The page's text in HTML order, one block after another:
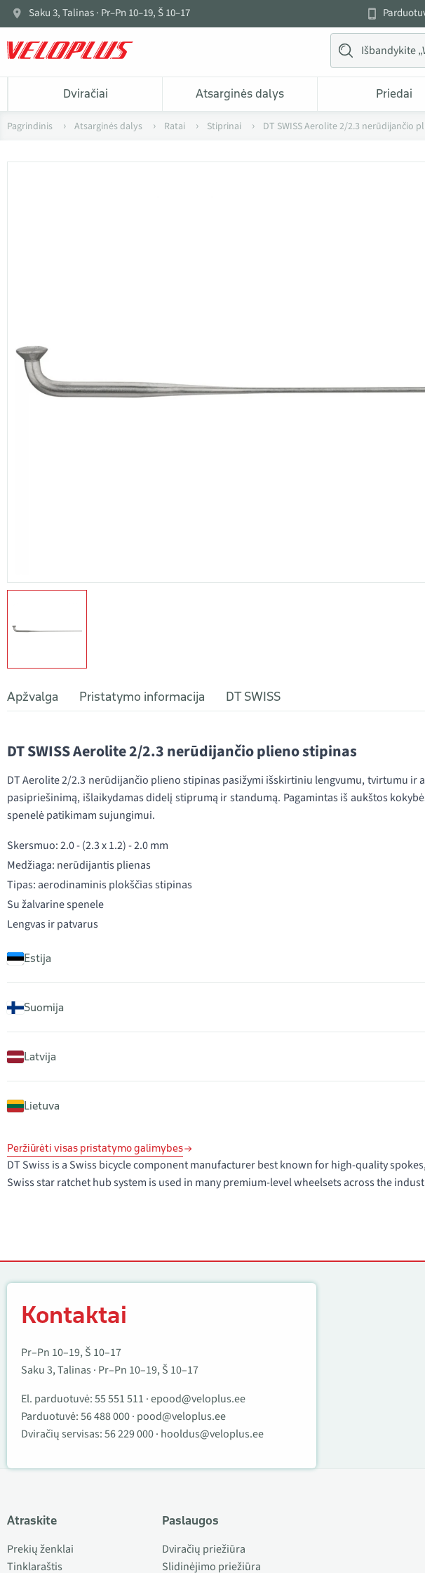
Saku 3, Talinas · Pr–Pn 10–19, Š 10–17
Dviračiai Atsarginės dalys Priedai
Pagrindinis Atsarginės dalys Ratai Stiprinai DT SWISS Aerolite 2/2.3 nerūdijančio
Apžvalga Pristatymo informacija DT SWISS
DT SWISS Aerolite 2/2.3 nerūdijančio plieno stipinas
DT Aerolite 2/2.3 nerūdijančio plieno stipinas pasižymi išskirtiniu lengvumu, tvirtumu ir
pasipriešinimą, išlaikydamas didelį stiprumą ir standumą. Pagamintas iš aukštos
spenelė patikimam sujungimui.
Skersmuo: 2.0 - (2.3 x 1.2) - 2.0 mm
Medžiaga: nerūdijantis plienas
Tipas: aerodinaminis plokščias stipinas
Su žalvarine spenele
Lengvas ir patvarus
Estija
Suomija
Latvija
Lietuva
Peržiūrėti visas pristatymo galimybes
DT Swiss is a Swiss bicycle component manufacturer best known for high-quality
Swiss star ratchet hub system is used in many premium-level wheelsets across the
Kontaktai
Pr–Pn 10–19, Š 10–17
Saku 3, Talinas · Pr–Pn 10–19, Š 10–17
El. parduotuvė:55 551 511 ·epood@veloplus.ee
Parduotuvė:56 488 000· pood@veloplus.ee
Dviračių servisas:56 229 000· hooldus@veloplus.ee
Atraskite
Prekių ženklai
Tinklaraštis
Paslaugos
Dviračių priežiūra
Slidinėjimo priežiūra